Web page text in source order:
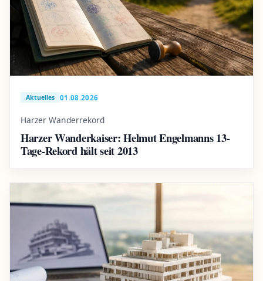
Aktuelles 01.08.2026
Harzer Wanderrekord
Harzer Wanderkaiser: Helmut Engelmanns 13-
Tage-Rekord hält seit 2013